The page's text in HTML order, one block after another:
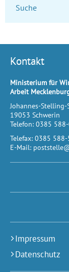
Suche
Kontakt
Ministerium für
Arbeit
Johannes-Stelling-
19053 Schwerin
Telefon: 0385
Telefax: 0385 588-
E-Mail:
Impressum
Datenschutz